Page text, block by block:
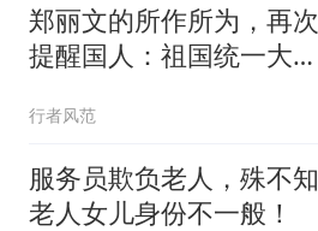
郑丽文的所作所为，再次
提醒国人：祖国统一大
行者风范
服务员欺负老人，殊不知
老人女儿身份不一般！